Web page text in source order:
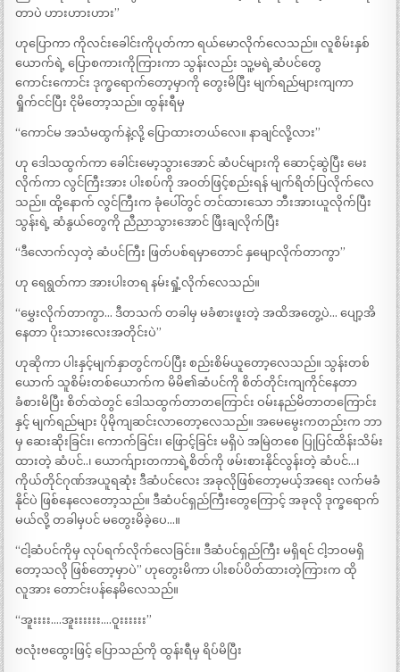
တာပဲ ဟားဟားဟား”
ဟုပြောကာ ကိုလင်းခေါင်းကိုပုတ်ကာ ရယ်မောလိုက်လေသည်။ လူစိမ်းနှစ်
ယောက်ရဲ့ ပြောစကားကိုကြားကာ သွန်းလည်း သူ့မရဲ့ဆံပင်တွေ
ကောင်းကောင်း ဒုက္ခရောက်တော့မှာကို တွေးမိပြီး မျက်ရည်များကျကာ
ရှိုက်ငင်ပြီး ငိုမိတော့သည်။ ထွန်းရီမှ
“ကောင်မ အသံမထွက်နဲ့လို့ ပြောထားတယ်လေ။ နာချင်လို့လား”
ဟု ဒေါသထွက်ကာ ခေါင်းမော့သွားအောင် ဆံပင်များကို ဆောင့်ဆွဲပြီး မေး
လိုက်ကာ လွင်ကြီးအား ပါးစပ်ကို အဝတ်ဖြင့်စည်းရန် မျက်ရိတ်ပြလိုက်လေ
သည်။ ထို့နောက် လွင်ကြီးက ခုံပေါ်တွင် တင်ထားသော ဘီးအားယူလိုက်ပြီး
သွန်းရဲ့ ဆံနွယ်တွေကို ညီညာသွားအောင် ဖြီးချလိုက်ပြီး
“ဒီလောက်လှတဲ့ ဆံပင်ကြီး ဖြတ်ပစ်ရမှာတောင် နှမျောလိုက်တာကွာ”
ဟု ရေရွတ်ကာ အားပါးတရ နမ်းရှုံ့လိုက်လေသည်။
“မွှေးလိုက်တာကွာ… ဒီတသက် တခါမှ မခံစားဖူးတဲ့ အထိအတွေ့ပဲ… ပျော့အိ
နေတာ ပိုးသားလေးအတိုင်းပဲ”
ဟုဆိုကာ ပါးနှင့်မျက်နှာတွင်ကပ်ပြီး စည်းစိမ်ယူတော့လေသည်။ သွန်းတစ်
ယောက် သူစိမ်းတစ်ယောက်က မိမိ၏ဆံပင်ကို စိတ်တိုင်းကျကိုင်နေတာ
ခံစားမိပြီး စိတ်ထဲတွင် ဒေါသထွက်တာတကြောင်း ဝမ်းနည်မိတာတကြောင်း
နှင့် မျက်ရည်များ ပိုမိုကျဆင်းလာတော့လေသည်။ အမေမွေးကတည်းက ဘာ
မှ ဆေးဆိုးခြင်း၊ ကောက်ခြင်း၊ ဖြောင့်ခြင်း မရှိပဲ အမြဲတစေ ပြုပြင်ထိန်းသိမ်း
ထားတဲ့ ဆံပင်..၊ ယောက်ျားတကာရဲ့စိတ်ကို ဖမ်းစားနိုင်လွန်းတဲ့ ဆံပင်…၊
ကိုယ်တိုင်ဂုဏ်အယူရဆုံး ဒီဆံပင်လေး အခုလိုဖြစ်တော့မယ့်အရေး လက်မခံ
နိုင်ပဲ ဖြစ်နေလေတော့သည်။ ဒီဆံပင်ရှည်ကြီးတွေကြောင့် အခုလို ဒုက္ခရောက်
မယ်လို့ တခါမှပင် မတွေးမိခဲ့ပေ…။
“ငါ့ဆံပင်ကိုမှ လုပ်ရက်လိုက်လေခြင်း။ ဒီဆံပင်ရှည်ကြီး မရှိရင် ငါ့ဘဝမရှိ
တော့သလို ဖြစ်တော့မှာပဲ” ဟုတွေးမိကာ ပါးစပ်ပိတ်ထားတဲ့ကြားက ထို
လူအား တောင်းပန်နေမိလေသည်။
“အူးးးး….အူးးးးးး….ဝူးးးးးး”
ဗလုံးဗထွေးဖြင့် ပြောသည်ကို ထွန်းရီမှ ရိပ်မိပြီး